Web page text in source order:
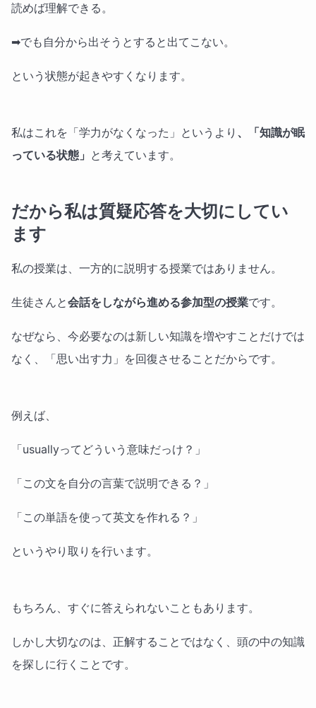
読めば理解できる。
➡でも自分から出そうとすると出てこない。
という状態が起きやすくなります。
私はこれを「学力がなくなった」というより 、「知識が眠
っている状態」 と考えています。
だから私は質疑応答を大切にしてい
ます
私の授業は、一方的に説明する授業ではありません。
生徒さんと会話をしながら進める参加型の授業です。
なぜなら、今必要なのは新しい知識を増やすことだけでは
なく、「思い出す力」を回復させることだからです。
例えば、
「usuallyってどういう意味だっけ？」
「この文を自分の言葉で説明できる？」
「この単語を使って英文を作れる？」
というやり取りを行います。
もちろん、すぐに答えられないこともあります。
しかし大切なのは、正解することではなく、頭の中の知識
を探しに行くことです。